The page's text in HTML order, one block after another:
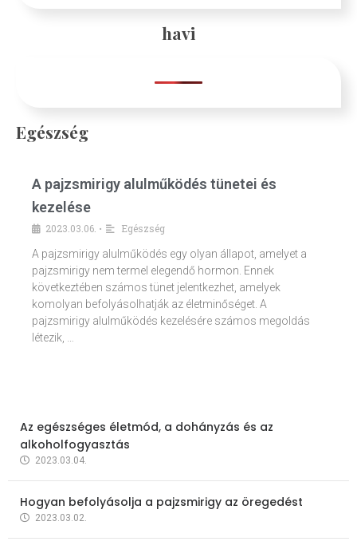
havi
Egészség
A pajzsmirigy alulműködés tünetei és
kezelése
2023.03.06. •
Egészség
A pajzsmirigy alulműködés egy olyan állapot, amelyet a
pajzsmirigy nem termel elegendő hormon. Ennek
következtében számos tünet jelentkezhet, amelyek
komolyan befolyásolhatják az életminőséget. A
pajzsmirigy alulműködés kezelésére számos megoldás
létezik, …
Az egészséges életmód, a dohányzás és az
alkoholfogyasztás
2023.03.04.
Hogyan befolyásolja a pajzsmirigy az öregedést
2023.03.02.